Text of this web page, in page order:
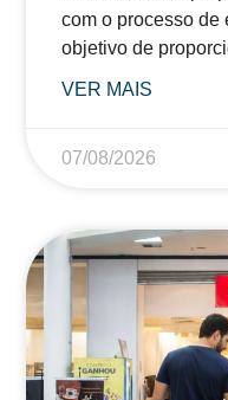
com o processo de
objetivo de
VER MAIS
07/08/2026